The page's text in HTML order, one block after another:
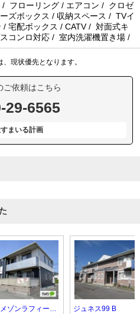
/ フローリング / エアコン / クロゼ
ズボックス / 収納スペース / TVイ
/ 宅配ボックス / CATV / 対面式キ
コンロ対応 / 室内洗濯機置き場 /
現状優先となります。
ご依頼はこちら
29-6565
まいる計画
シャーメゾンラフィーネ一番館
ジュネス99 B